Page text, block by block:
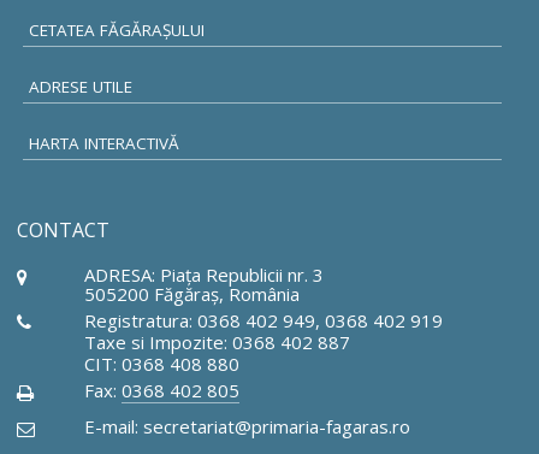
CETATEA FĂGĂRAŞULUI
ADRESE UTILE
HARTA INTERACTIVĂ
CONTACT
ADRESA: Piaţa Republicii nr. 3
505200 Făgăraş, România
Registratura: 0368 402 949, 0368 402 919
Taxe si Impozite: 0368 402 887
CIT: 0368 408 880
Fax: 0368 402 805
E-mail: secretariat@primaria-fagaras.ro